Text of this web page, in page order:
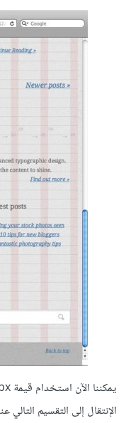
الإنتقال إلى التقسيم